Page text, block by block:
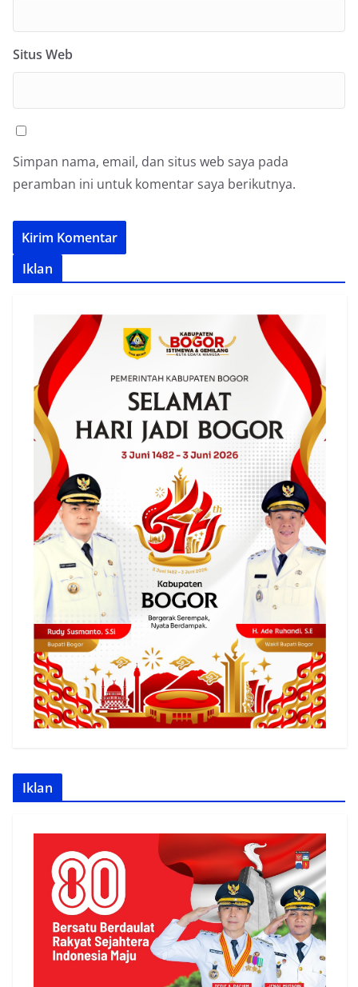
Situs Web
Simpan nama, email, dan situs web saya pada
peramban ini untuk komentar saya berikutnya.
Iklan
Iklan